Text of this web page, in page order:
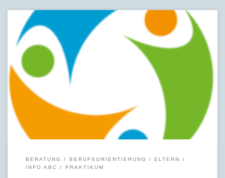
BERATUNG BERUFSORIENTIERUNG
ELTERN
INFO ABC
PRAKTIKUM